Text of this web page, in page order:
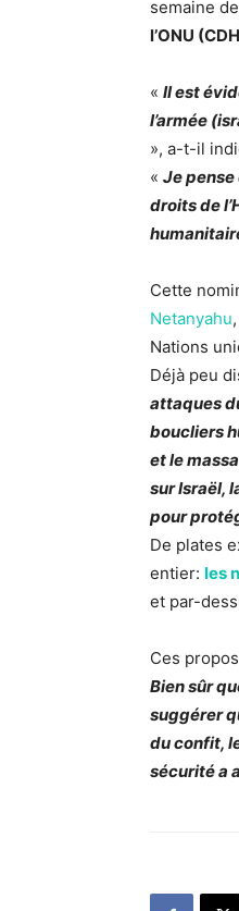
semaine
l’ONU
« Il est
l’armée
», a-t-il
« Je pense
droits de
Cette
Netanyahu
Nations
Déjà peu
attaques
boucliers
et le
sur Israël,
pour
De plates
entier: les
et par-
Ces
Bien sûr
suggérer
du confit,
sécurité a